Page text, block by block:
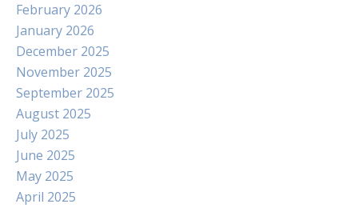
February 2026
January 2026
December 2025
November 2025
September 2025
August 2025
July 2025
June 2025
May 2025
April 2025